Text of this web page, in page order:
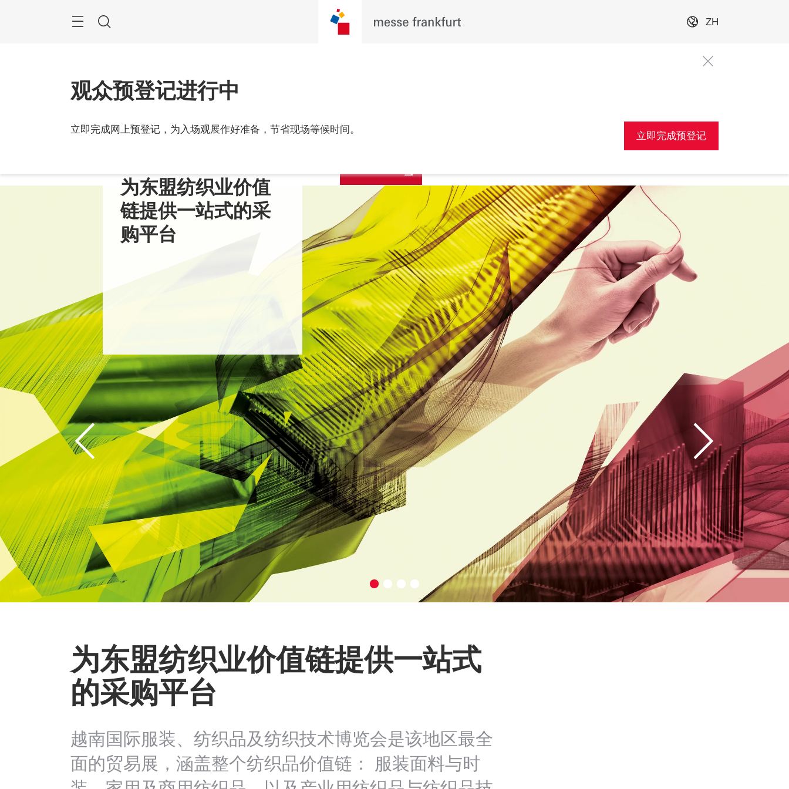
搜
ZH
观众预登记进行中
立即完成网上预登记，为入场观展作好准备，节省现场等候时间。
立即完成预登记
下
一
步
上
一
步
织技术革新
为东盟纺织业价值
链提供一站式的采
购平台
开创东盟机遇 编织
服装未来
聚焦东盟新热点 拓
展家纺产业链
引领纺织技术革新
缔造东盟创新枢纽
2027年2月24至26日
进行中！
为东盟纺织业价值链提供一站式
的采购平台
越南国际服装、纺织品及纺织技术博览会是该地区最全
面的贸易展，涵盖整个纺织品价值链： 服装面料与时